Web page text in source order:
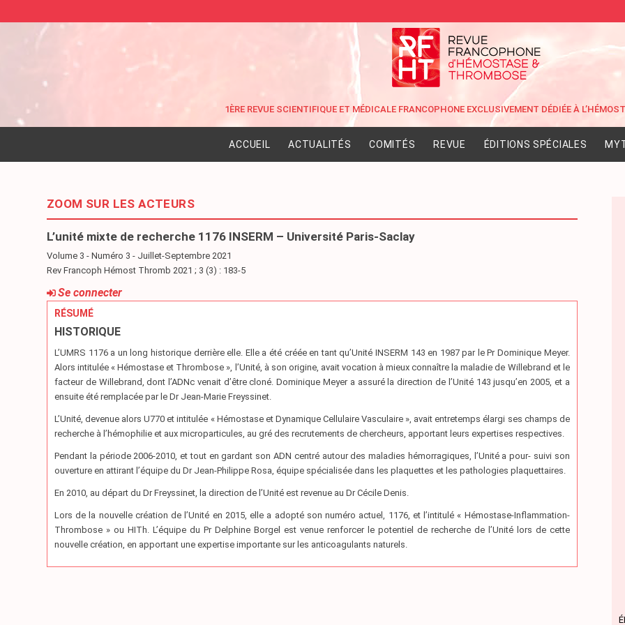
ACCUEIL ACTUALITÉS COMITÉS REVUE ÉDITIONS SPÉCIALES
ZOOM SUR LES ACTEURS
L’unité mixte de recherche 1176 INSERM – Université Paris-Saclay
Volume 3 - Numéro 3 - Juillet-Septembre 2021
Rev Francoph Hémost Thromb 2021 ; 3 (3) : 183-5
Se connecter
RÉSUMÉ
HISTORIQUE
L’UMRS 1176 a un long historique derrière elle. Elle a été créée en tant qu’Unité INSERM 143 en 1987 par le Pr Dominique Meyer.
Alors intitulée « Hémostase et Thrombose », l’Unité, à son origine, avait vocation à mieux connaître la maladie de Willebrand et le
facteur de Willebrand, dont l’ADNc venait d’être cloné. Dominique Meyer a assuré la direction de l’Unité 143 jusqu’en 2005, et a
ensuite été remplacée par le Dr Jean-Marie Freyssinet.
L’Unité, devenue alors U770 et intitulée « Hémostase et Dynamique Cellulaire Vasculaire », avait entretemps élargi ses champs de
recherche à l’hémophilie et aux microparticules, au gré des recrutements de chercheurs, apportant leurs expertises respectives.
Pendant la période 2006-2010, et tout en gardant son ADN centré autour des maladies hémorragiques, l’Unité a pour- suivi son
ouverture en attirant l’équipe du Dr Jean-Philippe Rosa, équipe spécialisée dans les plaquettes et les pathologies plaquettaires.
En 2010, au départ du Dr Freyssinet, la direction de l’Unité est revenue au Dr Cécile Denis.
Lors de la nouvelle création de l’Unité en 2015, elle a adopté son numéro actuel, 1176, et l’intitulé « Hémostase-Inflammation-
Thrombose » ou HITh. L’équipe du Pr Delphine Borgel est venue renforcer le potentiel de recherche de l’Unité lors de cette
nouvelle création, en apportant une expertise importante sur les anticoagulants naturels.